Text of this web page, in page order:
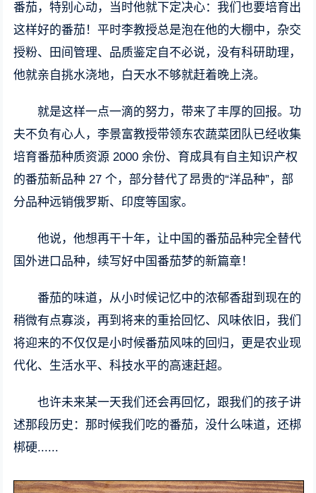
番茄，特别心动，当时他就下定决心：我们也要培育出
这样好的番茄！平时李教授总是泡在他的大棚中，杂交
授粉、田间管理、品质鉴定自不必说，没有科研助理，
他就亲自挑水浇地，白天水不够就赶着晚上浇。
就是这样一点一滴的努力，带来了丰厚的回报。功
夫不负有心人，李景富教授带领东农蔬菜团队已经收集
培育番茄种质资源 2000 余份、育成具有自主知识产权
的番茄新品种 27 个，部分替代了昂贵的“洋品种”，部
分品种远销俄罗斯、印度等国家。
他说，他想再干十年，让中国的番茄品种完全替代
国外进口品种，续写好中国番茄梦的新篇章！
番茄的味道，从小时候记忆中的浓郁香甜到现在的
稍微有点寡淡，再到将来的重拾回忆、风味依旧，我们
将迎来的不仅仅是小时候番茄风味的回归，更是农业现
代化、生活水平、科技水平的高速赶超。
也许未来某一天我们还会再回忆，跟我们的孩子讲
述那段历史：那时候我们吃的番茄，没什么味道，还梆
梆硬......